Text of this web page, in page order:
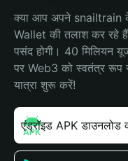
क्या आप अपने snailtrain के
Wallet की तलाश कर रहे
पसंद होगी। 40 मिलियन
पर Web3 को स्वतंत्र रूप
यात्रा शुरू करें!
एंड्रॉइड APK डाउनलोड